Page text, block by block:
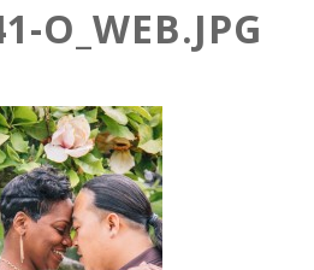
O_WEB.JPG